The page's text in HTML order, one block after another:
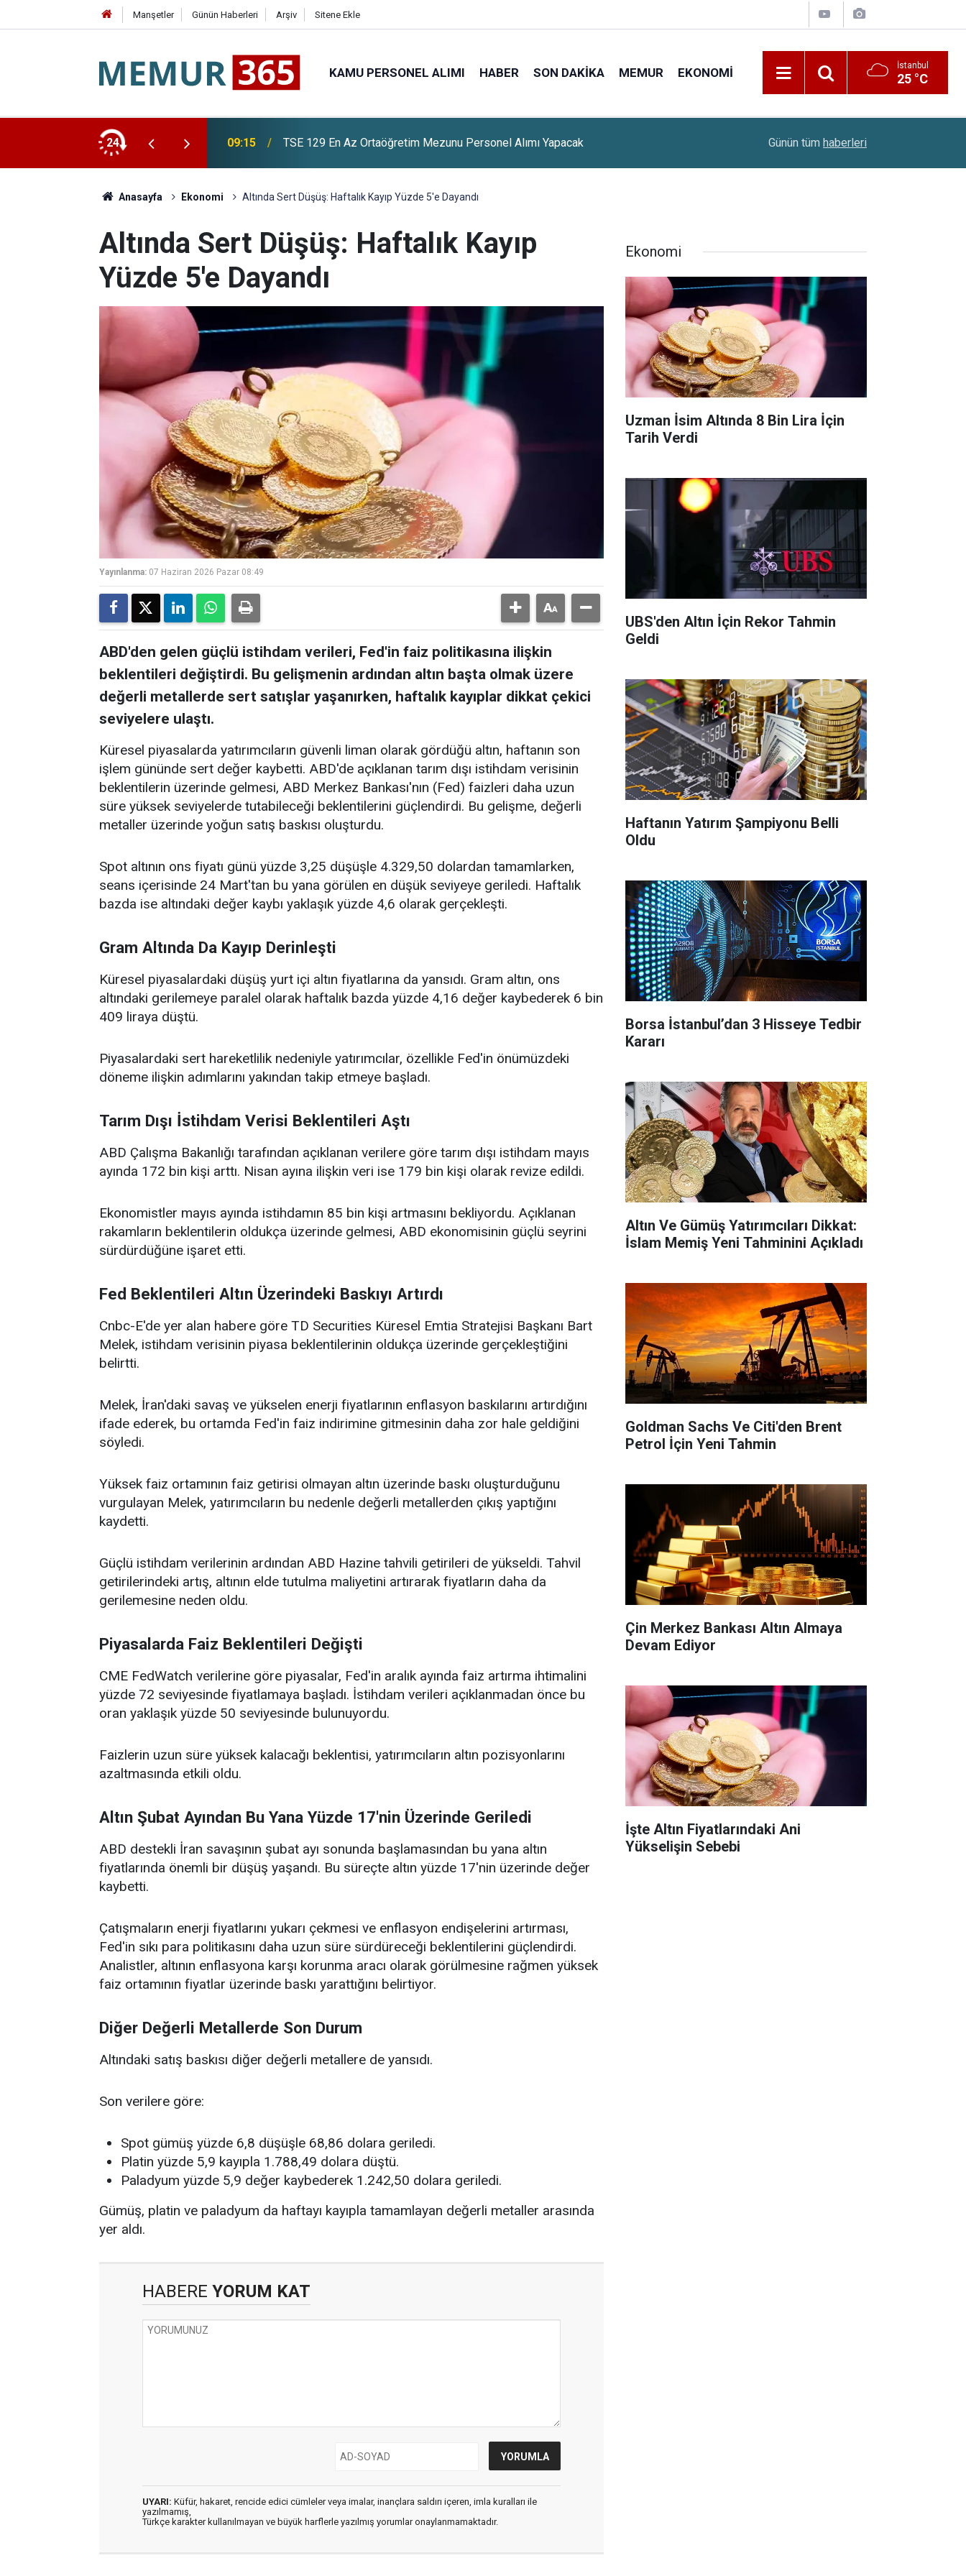
Manşetler Günün Haberleri Arşiv Sitene Ekle
KAMU PERSONEL ALIMI HABER SON DAKIKA MEMUR EKONOMI İstanbul
25 °C
24 09:15 TSE 129 En Az Ortaöğretim Mezunu Personel Alımı Yapacak Türklere Vize İçin Yeni Adım: 6 Kriter İçin
Günün tüm haberleri
Anasayfa Ekonomi Altında Sert Düşüş: Haftalık Kayıp Yüzde 5'e Dayandı
Altında Sert Düşüş: Haftalık Kayıp
Yüzde 5'e Dayandı
Yayınlanma: 07 Haziran 2026 Pazar 08:49
ABD'den gelen güçlü istihdam verileri, Fed'in faiz politikasına ilişkin
beklentileri değiştirdi. Bu gelişmenin ardından altın başta olmak üzere
değerli metallerde sert satışlar yaşanırken, haftalık kayıplar dikkat çekici
seviyelere ulaştı.
Küresel piyasalarda yatırımcıların güvenli liman olarak gördüğü altın, haftanın son
işlem gününde sert değer kaybetti. ABD'de açıklanan tarım dışı istihdam verisinin
beklentilerin üzerinde gelmesi, ABD Merkez Bankası'nın (Fed) faizleri daha uzun
süre yüksek seviyelerde tutabileceği beklentilerini güçlendirdi. Bu gelişme, değerli
metaller üzerinde yoğun satış baskısı oluşturdu.
Spot altının ons fiyatı günü yüzde 3,25 düşüşle 4.329,50 dolardan tamamlarken,
seans içerisinde 24 Mart'tan bu yana görülen en düşük seviyeye geriledi. Haftalık
bazda ise altındaki değer kaybı yaklaşık yüzde 4,6 olarak gerçekleşti.
Gram Altında Da Kayıp Derinleşti
Küresel piyasalardaki düşüş yurt içi altın fiyatlarına da yansıdı. Gram altın, ons
altındaki gerilemeye paralel olarak haftalık bazda yüzde 4,16 değer kaybederek 6 bin
409 liraya düştü.
Piyasalardaki sert hareketlilik nedeniyle yatırımcılar, özellikle Fed'in önümüzdeki
döneme ilişkin adımlarını yakından takip etmeye başladı.
Tarım Dışı İstihdam Verisi Beklentileri Aştı
ABD Çalışma Bakanlığı tarafından açıklanan verilere göre tarım dışı istihdam mayıs
ayında 172 bin kişi arttı. Nisan ayına ilişkin veri ise 179 bin kişi olarak revize edildi.
Ekonomistler mayıs ayında istihdamın 85 bin kişi artmasını bekliyordu. Açıklanan
rakamların beklentilerin oldukça üzerinde gelmesi, ABD ekonomisinin güçlü seyrini
sürdürdüğüne işaret etti.
Fed Beklentileri Altın Üzerindeki Baskıyı Artırdı
Cnbc-E'de yer alan habere göre TD Securities Küresel Emtia Stratejisi Başkanı Bart
Melek, istihdam verisinin piyasa beklentilerinin oldukça üzerinde gerçekleştiğini
belirtti.
Melek, İran'daki savaş ve yükselen enerji fiyatlarının enflasyon baskılarını artırdığını
ifade ederek, bu ortamda Fed'in faiz indirimine gitmesinin daha zor hale geldiğini
söyledi.
Yüksek faiz ortamının faiz getirisi olmayan altın üzerinde baskı oluşturduğunu
vurgulayan Melek, yatırımcıların bu nedenle değerli metallerden çıkış yaptığını
kaydetti.
Güçlü istihdam verilerinin ardından ABD Hazine tahvili getirileri de yükseldi. Tahvil
getirilerindeki artış, altının elde tutulma maliyetini artırarak fiyatların daha da
gerilemesine neden oldu.
Piyasalarda Faiz Beklentileri Değişti
CME FedWatch verilerine göre piyasalar, Fed'in aralık ayında faiz artırma ihtimalini
yüzde 72 seviyesinde fiyatlamaya başladı. İstihdam verileri açıklanmadan önce bu
oran yaklaşık yüzde 50 seviyesinde bulunuyordu.
Faizlerin uzun süre yüksek kalacağı beklentisi, yatırımcıların altın pozisyonlarını
azaltmasında etkili oldu.
Altın Şubat Ayından Bu Yana Yüzde 17'nin Üzerinde Geriledi
ABD destekli İran savaşının şubat ayı sonunda başlamasından bu yana altın
fiyatlarında önemli bir düşüş yaşandı. Bu süreçte altın yüzde 17'nin üzerinde değer
kaybetti.
Çatışmaların enerji fiyatlarını yukarı çekmesi ve enflasyon endişelerini artırması,
Fed'in sıkı para politikasını daha uzun süre sürdüreceği beklentilerini güçlendirdi.
Analistler, altının enflasyona karşı korunma aracı olarak görülmesine rağmen yüksek
faiz ortamının fiyatlar üzerinde baskı yarattığını belirtiyor.
Diğer Değerli Metallerde Son Durum
Altındaki satış baskısı diğer değerli metallere de yansıdı.
Son verilere göre:
Spot gümüş yüzde 6,8 düşüşle 68,86 dolara geriledi.
Platin yüzde 5,9 kayıpla 1.788,49 dolara düştü.
Paladyum yüzde 5,9 değer kaybederek 1.242,50 dolara geriledi.
Gümüş, platin ve paladyum da haftayı kayıpla tamamlayan değerli metaller arasında
yer aldı.
HABERE YORUM KAT
UYARI: Küfür, hakaret, rencide edici cümleler veya imalar, inançlara saldırı içeren, imla kuralları ile
yazılmamış,
Türkçe karakter kullanılmayan ve büyük harflerle yazılmış yorumlar onaylanmamaktadır.
Ekonomi
Uzman İsim Altında 8 Bin Lira İçin
Tarih Verdi
UBS'den Altın İçin Rekor Tahmin
Geldi
Haftanın Yatırım Şampiyonu Belli
Oldu
Borsa İstanbul’dan 3 Hisseye Tedbir
Kararı
Altın Ve Gümüş Yatırımcıları Dikkat:
İslam Memiş Yeni Tahminini Açıkladı
Goldman Sachs Ve Citi'den Brent
Petrol İçin Yeni Tahmin
Çin Merkez Bankası Altın Almaya
Devam Ediyor
İşte Altın Fiyatlarındaki Ani
Yükselişin Sebebi